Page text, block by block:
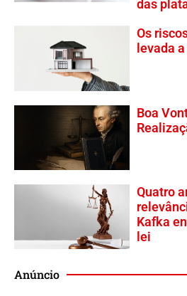
das
Os
levada
Boa
Quatro
Kafka
lei
Anúncio